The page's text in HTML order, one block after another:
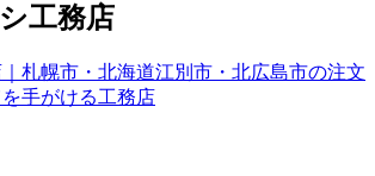
工務店